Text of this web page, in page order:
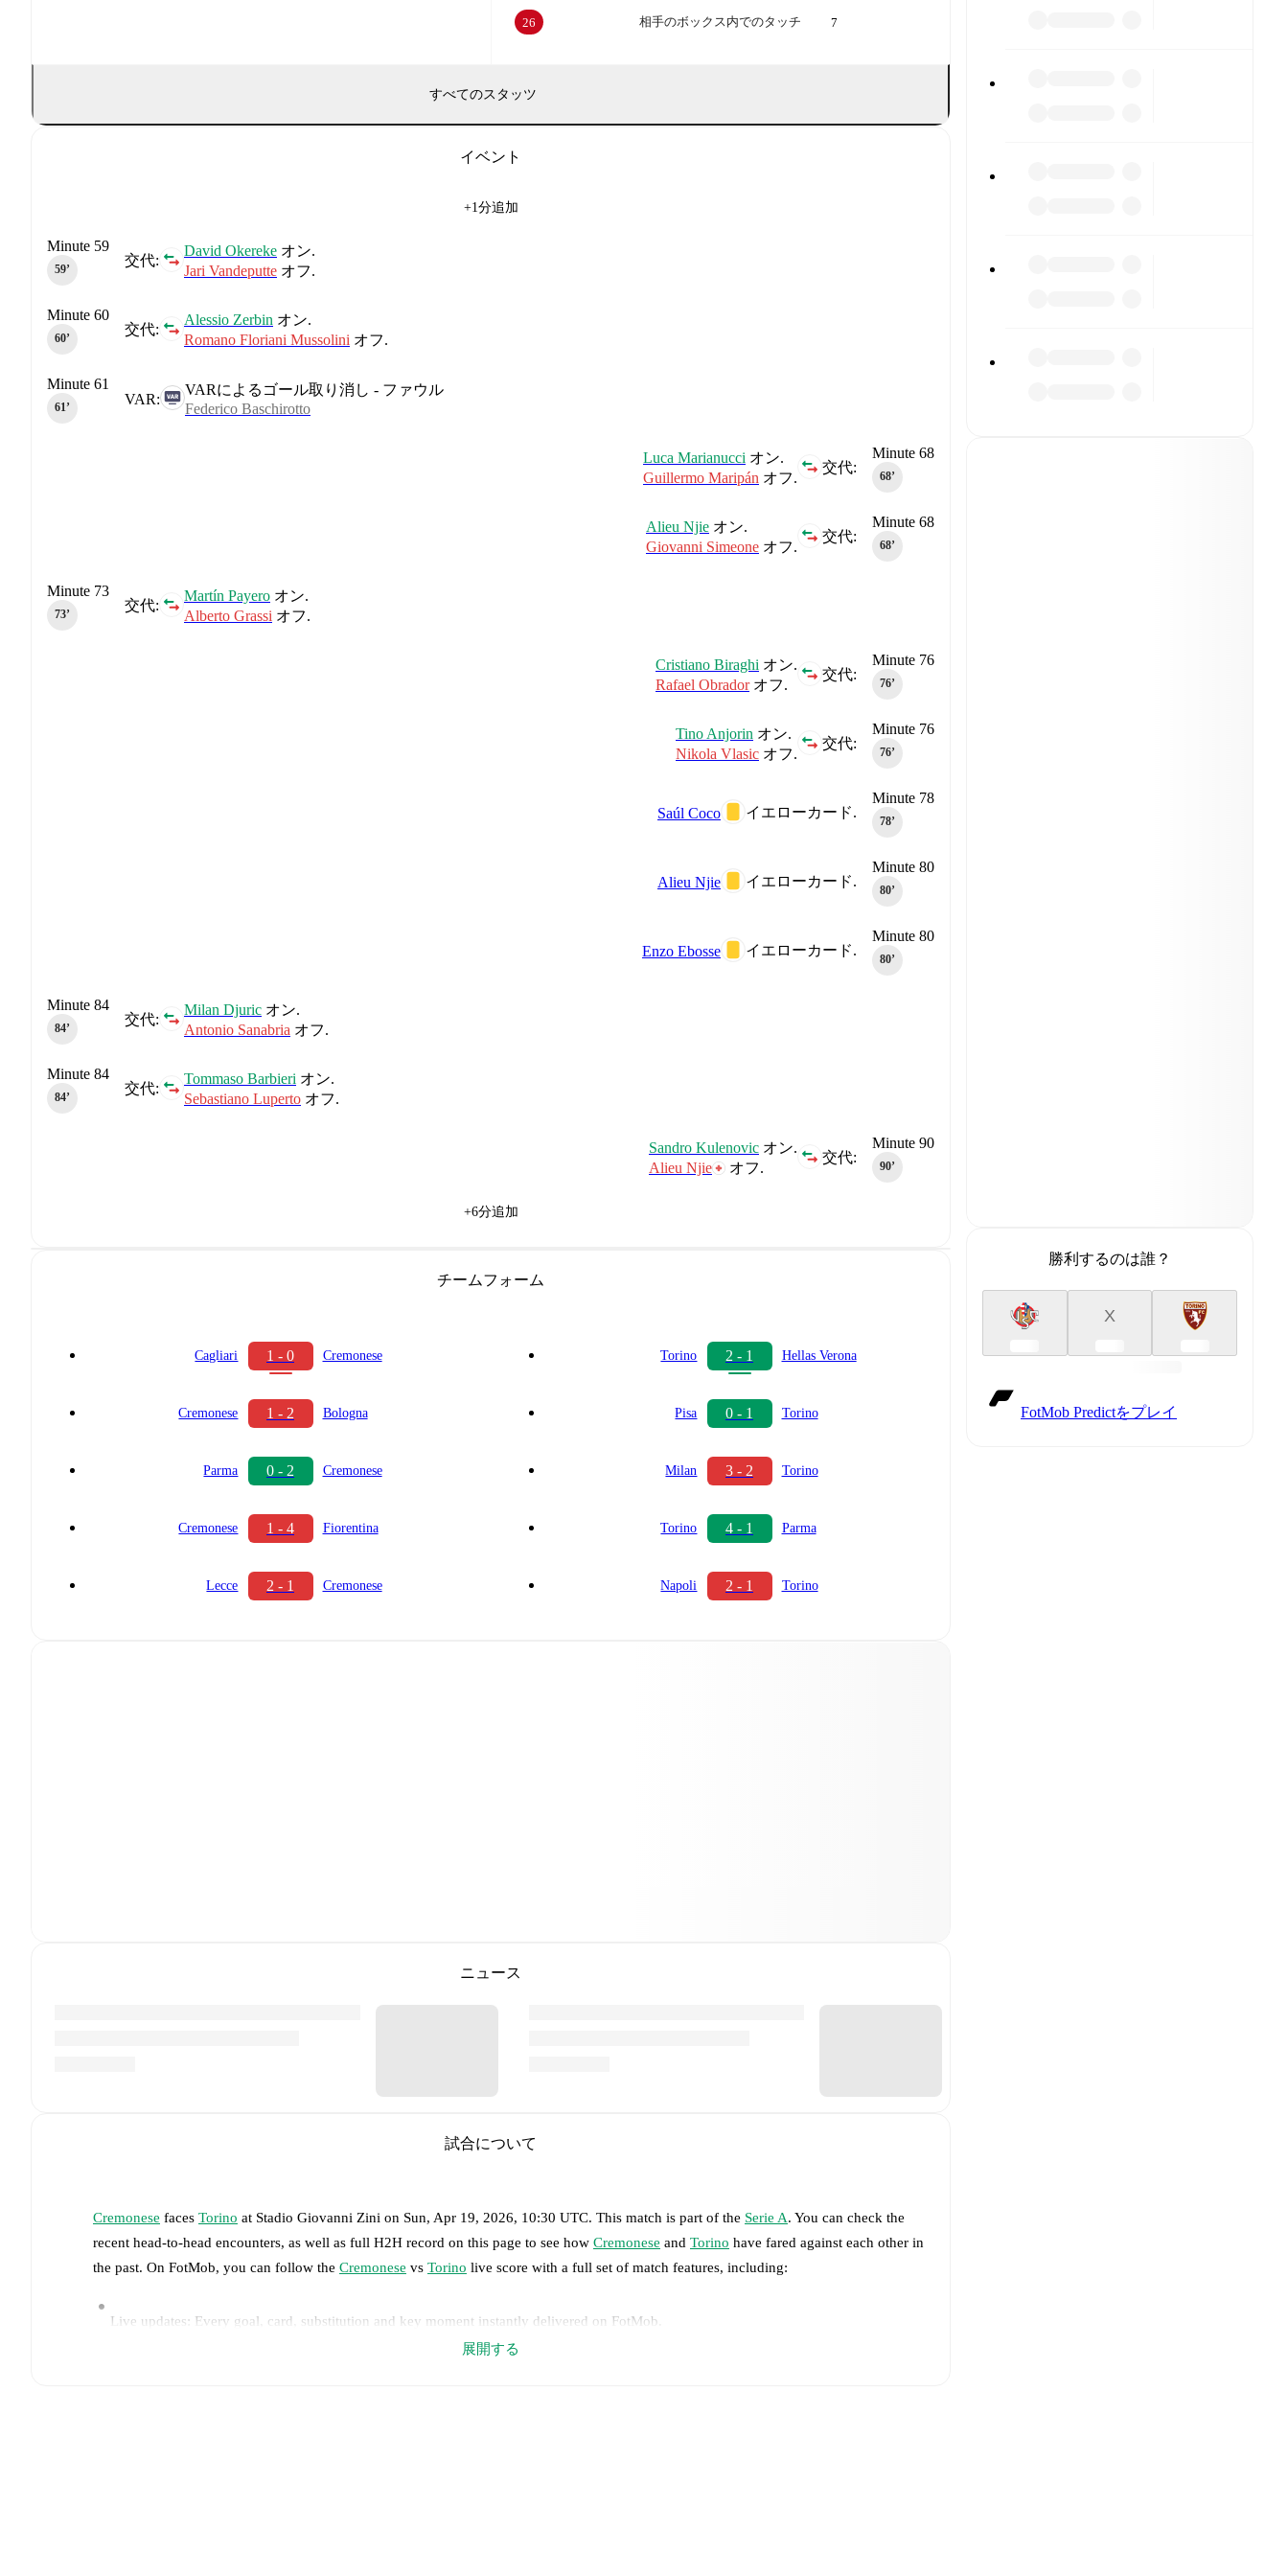
相手のボックス内でのタッチ
26 7
すべてのスタッツ
イベント
+1分追加
交代:
David Okereke オン.
Jari Vandeputte オフ.
Minute 59
59‎’‎
交代:
Alessio Zerbin オン.
Romano Floriani Mussolini オフ.
Minute 60
60‎’‎
VAR:
VARによるゴール取り消し - ファウル
Federico Baschirotto
Minute 61
61‎’‎
Minute 68
68‎’‎
交代:
Luca Marianucci オン.
Guillermo Maripán オフ.
Minute 68
68‎’‎
交代:
Alieu Njie オン.
Giovanni Simeone オフ.
交代:
Martín Payero オン.
Alberto Grassi オフ.
Minute 73
73‎’‎
Minute 76
76‎’‎
交代:
Cristiano Biraghi オン.
Rafael Obradorオフ.
Minute 76
76‎’‎
交代:
Tino Anjorin オン.
Nikola Vlasic オフ.
Minute 78
78‎’‎
イエローカード.
Saúl Coco
Minute 80
80‎’‎
イエローカード.
Alieu Njie
Minute 80
80‎’‎
イエローカード.
Enzo Ebosse
交代:
Milan Djuric オン.
Antonio Sanabria オフ.
Minute 84
84‎’‎
交代:
Tommaso Barbieri オン.
Sebastiano Luperto オフ.
Minute 84
84‎’‎
Minute 90
90‎’‎
交代:
Sandro Kulenovic オン.
Alieu Njie
オフ.
+6分追加
チームフォーム
Cagliari 1 - 0 Cremonese
Cremonese 1 - 2 Bologna
Parma 0 - 2 Cremonese
Cremonese 1 - 4 Fiorentina
Lecce 2 - 1 Cremonese
Torino 2 - 1 Hellas Verona
Pisa 0 - 1 Torino
Milan 3 - 2 Torino
Torino 4 - 1 Parma
Napoli 2 - 1 Torino
ニュース
試合について
Cremonese faces Torino at Stadio Giovanni Zini on Sun, Apr 19, 2026, 10:30 UTC. This match is part of the Serie A. You can check the
recent head-to-head encounters, as well as full H2H record on this page to see how Cremonese and Torino have fared against each other in
the past. On FotMob, you can follow the Cremonese vs Torino live score with a full set of match features, including:
Live updates: Every goal, card, substitution and key moment instantly delivered on FotMob.
展開する
勝利するのは誰？
X
FotMob Predictをプレイ